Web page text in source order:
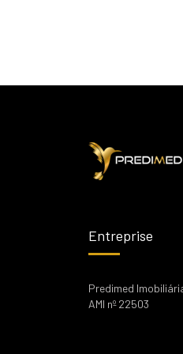
Entreprise
Predimed
AMI nº 22503